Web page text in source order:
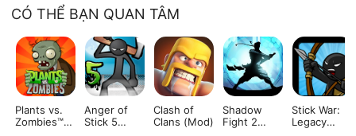
CÓ THỂ BẠN QUAN TÂM
Plants vs.
Zombies™
Anger of
Stick 5
Clash of
Clans (Mod)
Shadow
Fight 2
Stick War:
Legacy